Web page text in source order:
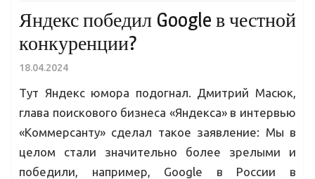
Яндекс победил Google в честной
конкуренции?
18.04.2024
Тут Яндекс юмора подогнал. Дмитрий Масюк,
глава поискового бизнеса «Яндекса» в интервью
«Коммерсанту» сделал такое заявление: Мы в
целом стали значительно более зрелыми и
победили, например, Google в России в